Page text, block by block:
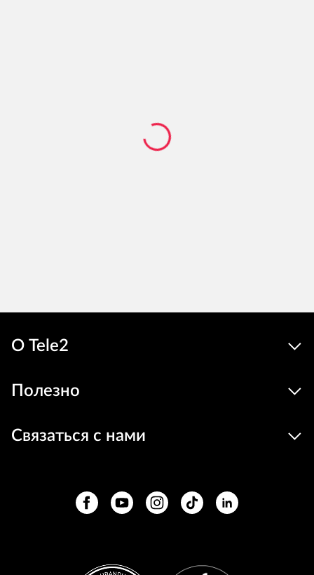
О Tele2
Полезно
Связаться с нами